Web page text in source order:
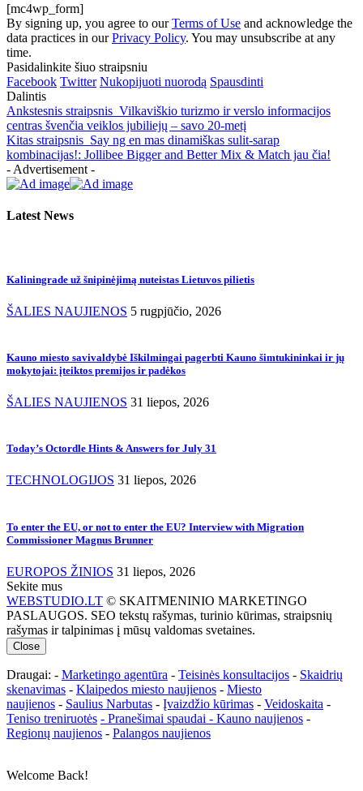
[mc4wp_form]
By signing up, you agree to ourTerms of Use and acknowledge the
data practices in ourPrivacy Policy. You may unsubscribe at any
time.
Pasidalinkite šiuo straipsniu
Facebook Twitter Nukopijuoti nuorodą Spausdinti
Dalintis
Ankstesnis straipsnis Vilkaviškio turizmo ir verslo informacijos
centras švenčia veiklos jubiliejų – savo 20-metį
Kitas straipsnis Say ng en mas dinamiškas sulit-sarap
kombinacijas!: Jollibee Bigger and Better Mix & Match jau čia!
- Advertisement -
Latest News
Kaliningrade už šnipinėjimą nuteistas Lietuvos pilietis
ŠALIES NAUJIENOS 5 rugpjūčio, 2026
Kauno miesto savivaldybė Iškilmingai pagerbti Kauno šimtukininkai ir jų
mokytojai: įteiktos premijos ir padėkos
ŠALIES NAUJIENOS 31 liepos, 2026
Today’s Octordle Hints & Answers for July 31
TECHNOLOGIJOS 31 liepos, 2026
To enter the EU, or not to enter the EU? Interview with Migration
Commissioner Magnus Brunner
EUROPOS ŽINIOS 31 liepos, 2026
Sekite mus
WEBSTUDIO.LT © SKAITMENINIO MARKETINGO
PASLAUGOS. SEO tekstų rašymas, turinio kūrimas, straipsnių
rašymas ir talpinimas į mūsų valdomas svetaines.
Close
Draugai: - Marketingo agentūra - Teisinės konsultacijos - Skaidrių
skenavimas - Klaipedos miesto naujienos - Miesto
naujienos - Saulius Narbutas - Įvaizdžio kūrimas - Veidoskaita -
Teniso treniruotės - Pranešimai spaudai - Kauno naujienos -
Regionų naujienos - Palangos naujienos
Welcome Back!